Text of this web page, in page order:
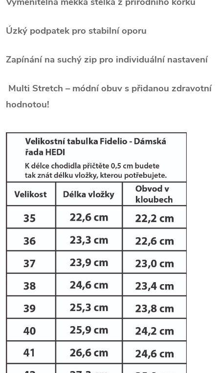
Úzký podpatek pro stabilní oporu
Zapínání na suchý zip pro individuální nastavení
Multi Stretch – módní obuv s přidanou zdravotní
hodnotou!